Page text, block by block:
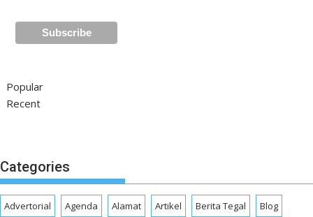
Popular
Recent
Categories
Advertorial Agenda Alamat Artikel Berita Tegal Blog